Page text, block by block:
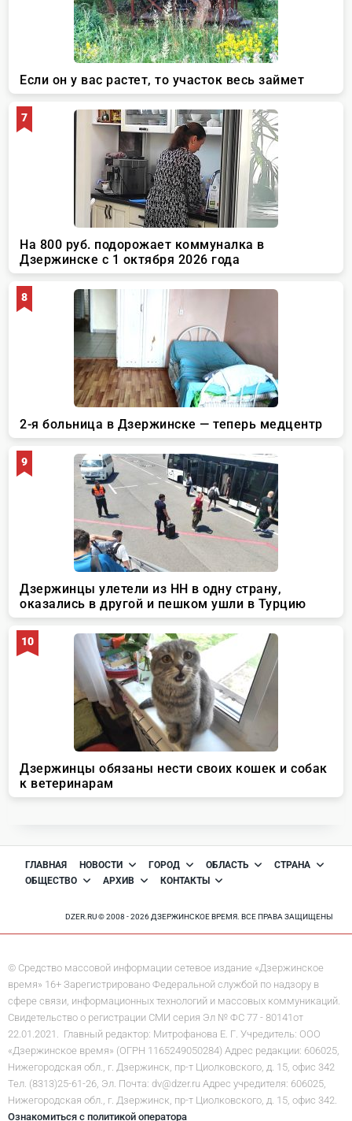
ГЛАВНАЯ НОВОСТИ ГОРОД ОБЛАСТЬ
СТРАНА
ОБЩЕСТВО
АРХИВ КОНТАКТЫ
DZER.RU © 2008 - 2026 ДЗЕРЖИНСКОЕ ВРЕМЯ. ВСЕ ПРАВА ЗАЩИЩЕНЫ
© Средство массовой информации сетевое издание «Дзержинское
время» 16+ Зарегистрировано Федеральной службой по надзору в
сфере связи, информационных технологий и массовых коммуникаций.
Свидетельство о регистрации СМИ серия Эл № ФС 77 - 80141от
22.01.2021. Главный редактор: Митрофанова Е. Г. Учредитель: ООО
«Дзержинское время» (ОГРН 1165249050284) Адрес редакции: 606025,
Нижегородская обл., г. Дзержинск, пр-т Циолковского, д. 15, офис 342
Тел. (8313)25-61-26, Эл. Почта: dv@dzer.ru Адрес учредителя: 606025,
Нижегородская обл., г. Дзержинск, пр-т Циолковского, д. 15, офис 342.
Ознакомиться с политикой оператора